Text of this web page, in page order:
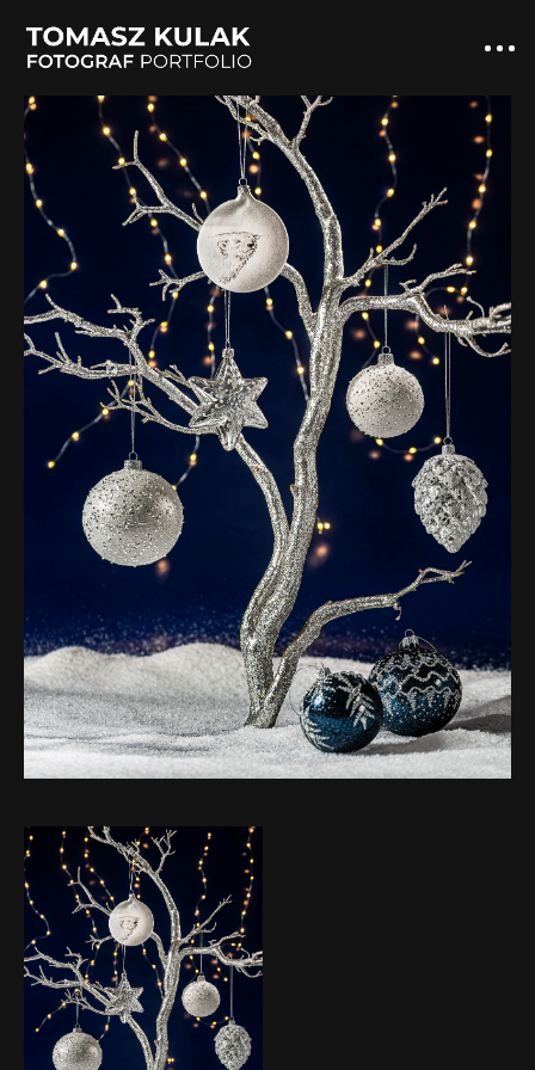
TK STUDIO
USŁUGI FOTOGRAFICZNE
PORTFOLIO
WIĘCEJ O MNIE
KONTAKT